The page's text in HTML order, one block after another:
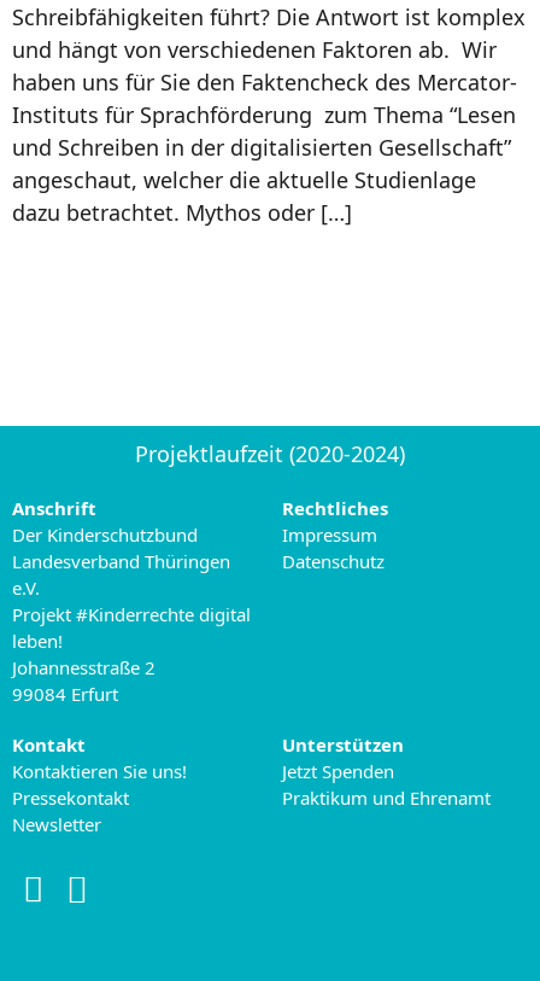
Schreibfähigkeiten führt? Die Antwort ist komplex
und hängt von verschiedenen Faktoren ab. Wir
haben uns für Sie den Faktencheck des Mercator-
Instituts für Sprachförderung zum Thema “Lesen
und Schreiben in der digitalisierten Gesellschaft”
angeschaut, welcher die aktuelle Studienlage
dazu betrachtet. Mythos oder […]
Projektlaufzeit (2020-2024)
Anschrift
Der Kinderschutzbund
Landesverband Thüringen
e.V.
Projekt #Kinderrechte digital
leben!
Johannesstraße 2
99084 Erfurt
Rechtliches
Impressum
Datenschutz
Kontakt
Kontaktieren Sie uns!
Pressekontakt
Newsletter
Unterstützen
Jetzt Spenden
Praktikum und Ehrenamt